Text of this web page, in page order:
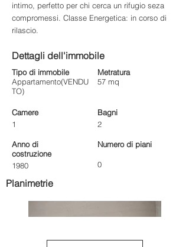
intimo, perfetto per chi cerca un rifugio seza
compromessi. Classe Energetica: in corso di
rilascio.
Dettagli dell'immobile
Appartamento(VENDU
TO)
Tipo di immobile
Camere
1
Bagni
2
Metratura
57 mq
Numero di piani
0
Anno di
costruzione
1980
Planimetrie